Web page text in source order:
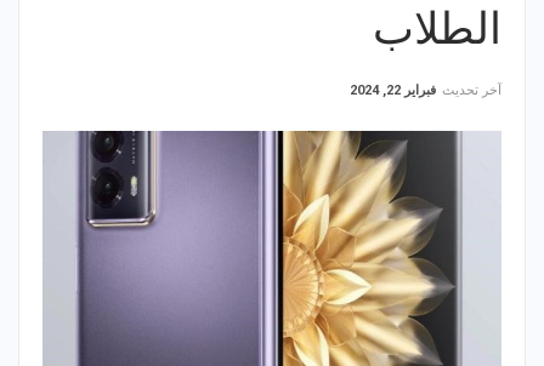
الطلاب
آخر تحديث فبراير 22, 2024